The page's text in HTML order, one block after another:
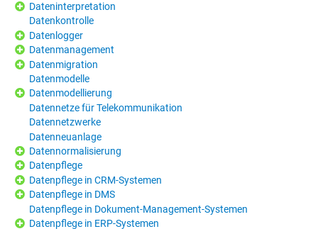
Dateninterpretation
Datenkontrolle
Datenlogger
Datenmanagement
Datenmigration
Datenmodelle
Datenmodellierung
Datennetze für Telekommunikation
Datennetzwerke
Datenneuanlage
Datennormalisierung
Datenpflege
Datenpflege in CRM-Systemen
Datenpflege in DMS
Datenpflege in Dokument-Management-Systemen
Datenpflege in ERP-Systemen